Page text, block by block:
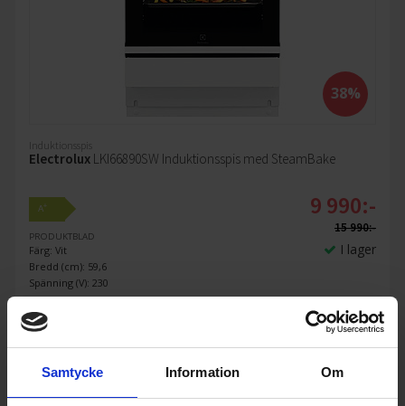
Samtycke Information Om
38%
Induktionsspis
Electrolux LKI66890SW Induktionsspis med SteamBake
A+
PRODUKTBLAD
Färg: Vit
Bredd (cm): 59,6
Spänning (V): 230
9 990:-
15 990:-
I lager